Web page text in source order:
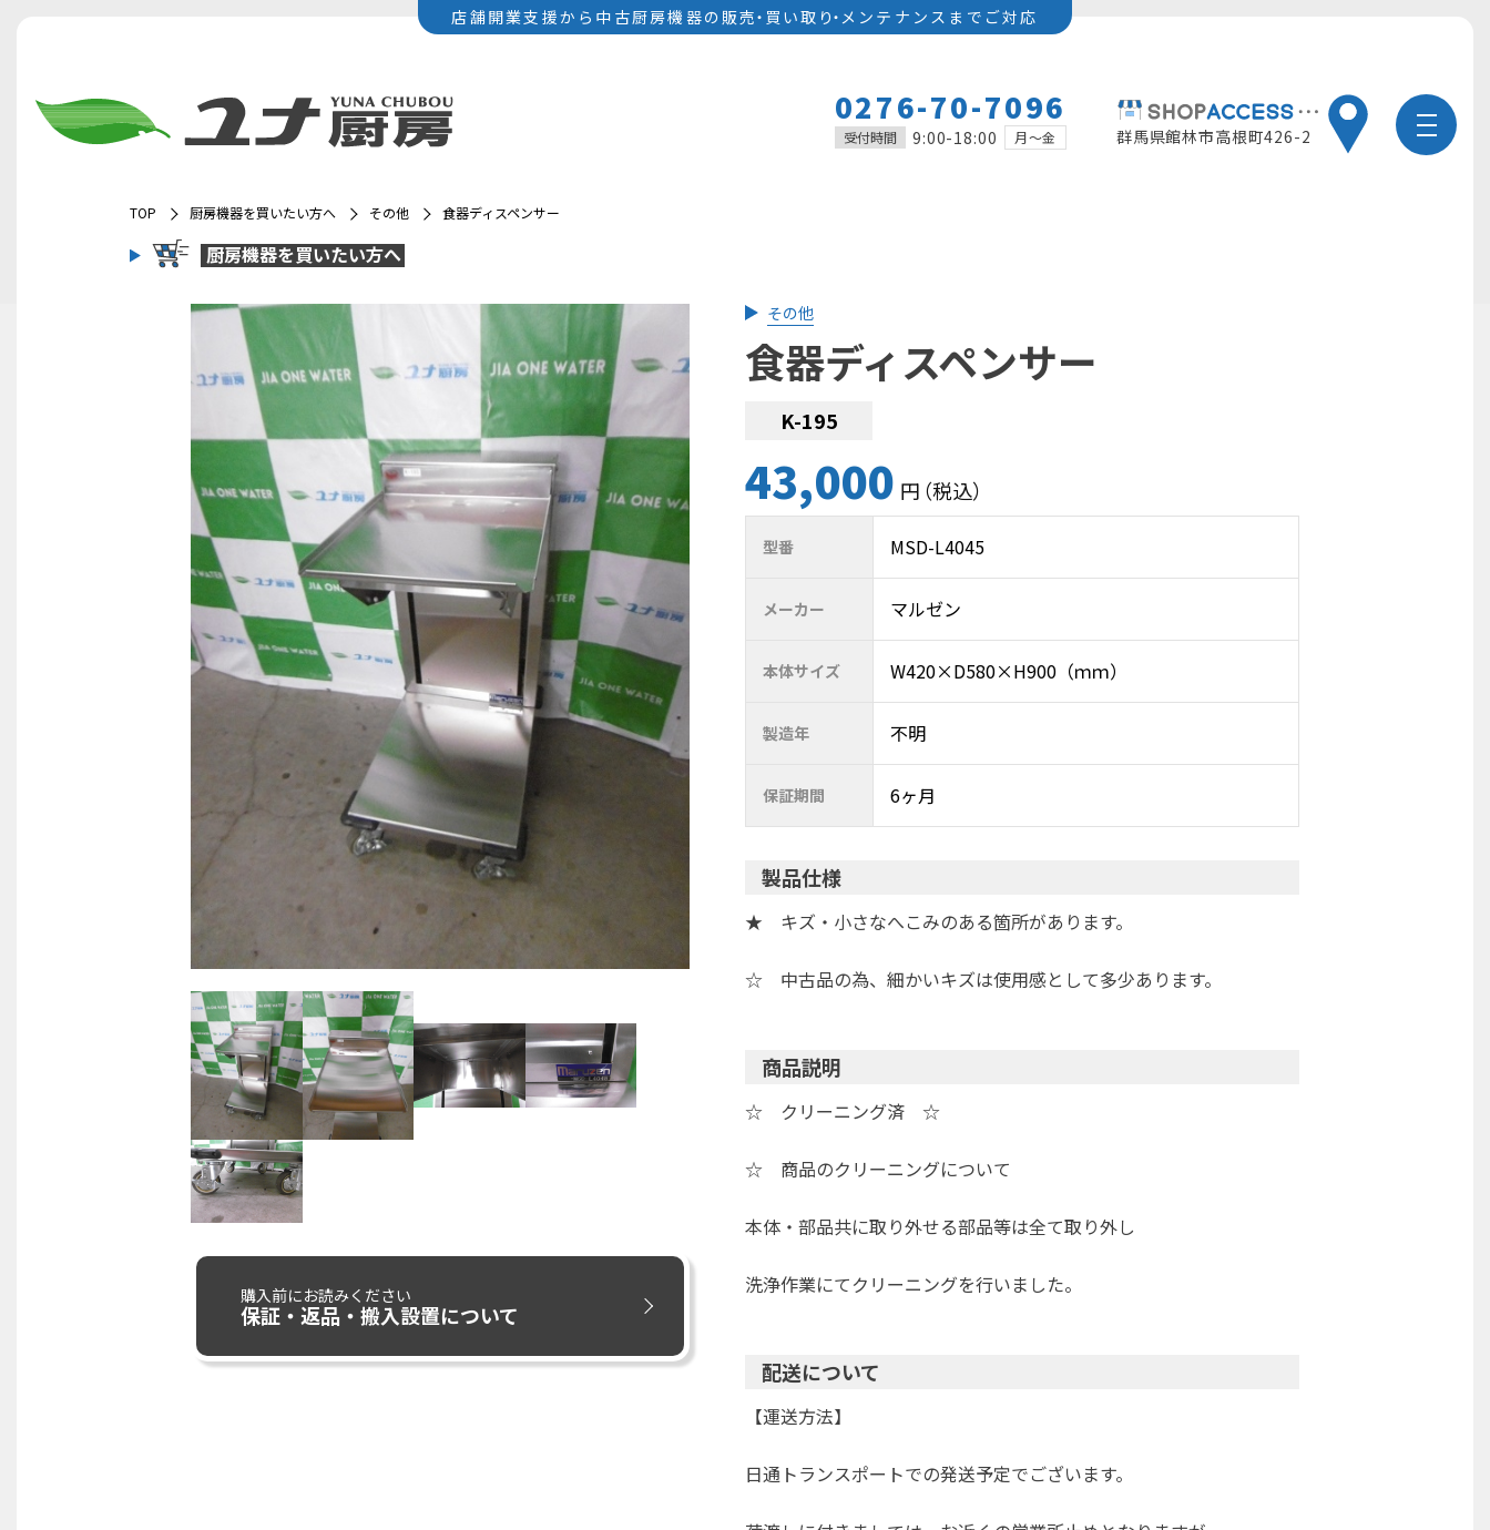
店舗開業支援から中古厨房機器の 販売・ 買い取 り・メンテナンスまでご対応
0276-70-7096
受付時間 9:00-18:00 月～金 群馬県館林市高根町426-2
TOP 厨房機器を買いたい方へ その他 食器ディスペンサー
厨房機器を買いたい方へ
購入前にお読みください
保証・返品・搬入設置について
その他
食器ディスペンサー
K-195
43,000 円（税込）
型番 MSD-L4045
メーカー マルゼン
本体サイズ W420×D580×H900（ｍｍ）
製造年 不明
保証期間 6ヶ月
製品仕様
★ キズ・小さなへこみのある箇所があります。
☆ 中古品の為、細かいキズは使用感として多少あります。
商品説明
☆ クリーニング済 ☆
☆ 商品のクリーニングについて
本体・部品共に取り外せる部品等は全て取り外し
洗浄作業にてクリーニングを行いました。
配送について
【運送方法】
日通トランスポートでの発送予定でございます。